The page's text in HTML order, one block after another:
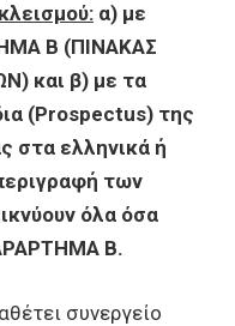
α) με
Β (ΠΙΝΑΚΑΣ
και β) με τα
(Prospectus) της
στα ελληνικά ή
των
όλα όσα
Β.
συνεργείο